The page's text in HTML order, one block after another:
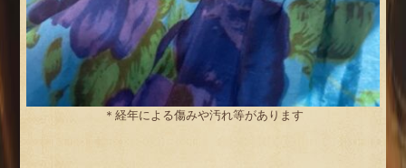
＊経年による傷みや汚れ等があります